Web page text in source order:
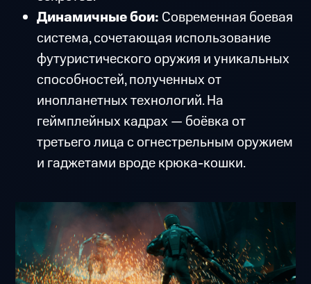
Динамичные бои: Современная боевая
система, сочетающая использование
футуристического оружия и уникальных
способностей, полученных от
инопланетных технологий. На
геймплейных кадрах — боёвка от
третьего лица с огнестрельным оружием
и гаджетами вроде крюка-кошки.